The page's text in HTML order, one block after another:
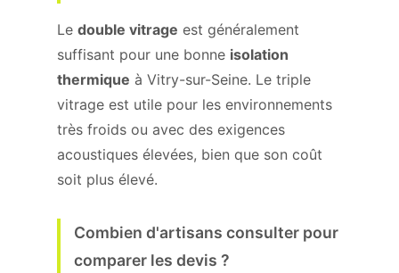
Le double vitrage est généralement
suffisant pour une bonne isolation
thermique à Vitry-sur-Seine. Le triple
vitrage est utile pour les environnements
très froids ou avec des exigences
acoustiques élevées, bien que son coût
soit plus élevé.
Combien d'artisans consulter pour
comparer les devis ?